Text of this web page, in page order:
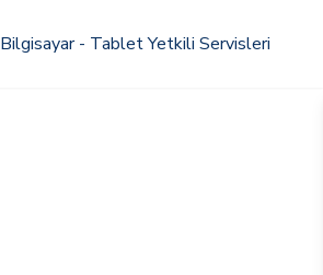
Bilgisayar - Tablet Yetkili Servisleri